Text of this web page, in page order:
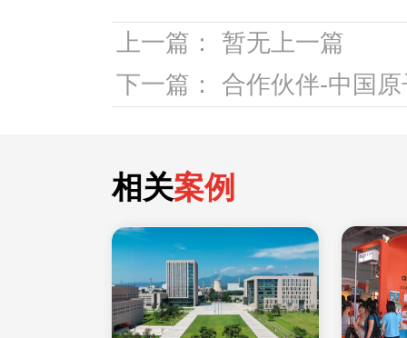
上一篇： 暂无上一篇
下一篇： 合作伙伴-中国
相关案例